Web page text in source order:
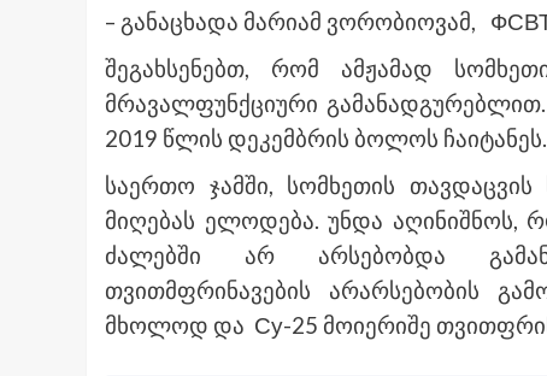
– განაცხადა მარიამ ვორობიოვამ,
შეგახსენებთ, რომ ამჟამად
მრავალფუნქციური
2019 წლის დეკემბრის ბოლოს ჩაიტანეს.
საერთო ჯამში, სომხეთის
მიღებას ელოდება. უნდა აღინიშნოს,
ძალებში არ არსებობდა
თვითმფრინავების არარსებობის
მხოლოდ და Су-25 მოიერიშე